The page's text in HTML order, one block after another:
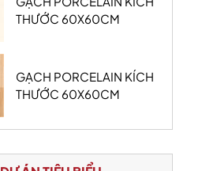
THƯỚC 60X60CM
GẠCH PORCELAIN KÍCH
THƯỚC 60X60CM